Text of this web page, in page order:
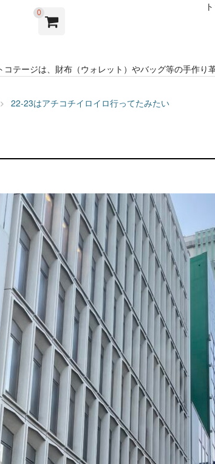
0
テージは、財布（ウォレット）やバッグ等の手作り
22-23はアチコチイロイロ行ってたみたい